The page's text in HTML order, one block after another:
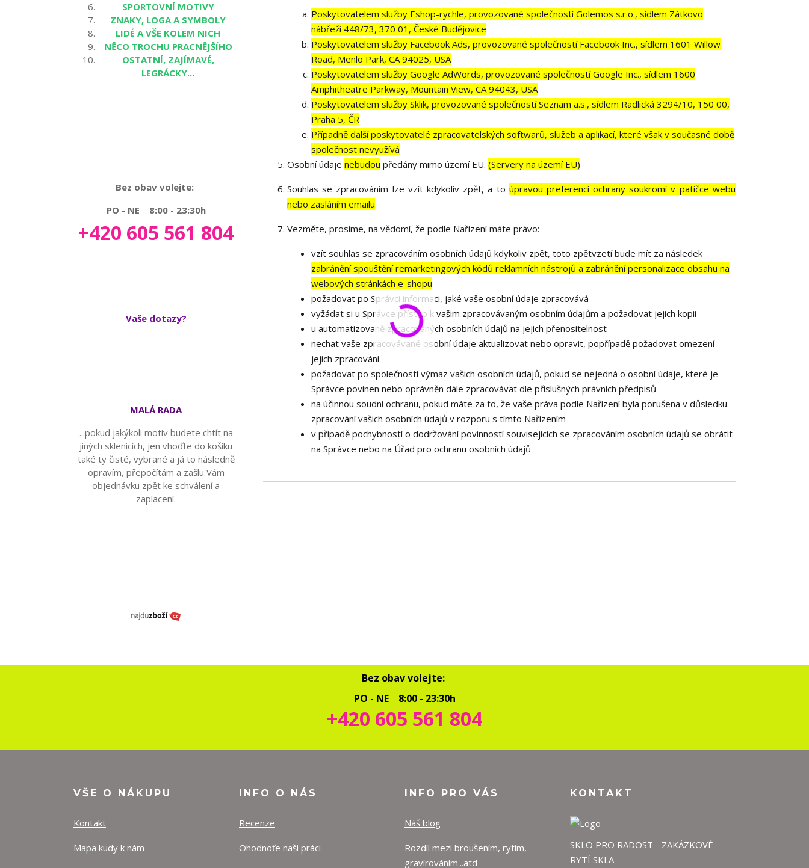
SPORTOVNÍ MOTIVY
ZNAKY, LOGA A SYMBOLY
LIDÉ A VŠE KOLEM NICH
NĚCO TROCHU PRACNĚJŠÍHO
OSTATNÍ, ZAJÍMAVÉ,
LEGRÁCKY...
Bez obav volejte:
PO - NE 8:00 - 23:30h
+420 605 561 804
Vaše dotazy?
MALÁ RADA
...pokud jakýkoli motiv budete chtít na
jiných sklenicích, jen vhoďte do košíku
také ty čisté, vybrané a já to následně
opravím, přepočítám a zašlu Vám
objednávku zpět ke schválení a
zaplacení.
Poskytovatelem služby Eshop-rychle, provozované společností Golemos s.r.o., sídlem Zátkovo
nábřeží 448/73, 370 01, České Budějovice
Poskytovatelem služby Facebook Ads, provozované společností Facebook Inc., sídlem 1601 Willow
Road, Menlo Park, CA 94025, USA
Poskytovatelem služby Google AdWords, provozované společností Google Inc., sídlem 1600
Amphitheatre Parkway, Mountain View, CA 94043, USA
Poskytovatelem služby Sklik, provozované společností Seznam a.s., sídlem Radlická 3294/10, 150 00,
Praha 5, ČR
Případně další poskytovatelé zpracovatelských softwarů, služeb a aplikací, které však v současné době
společnost nevyužívá
Osobní údaje nebudou předány mimo území EU. (Servery na území EU)
Souhlas se zpracováním lze vzít kdykoliv zpět, a to úpravou preferencí ochrany soukromí v patičce webu
nebo zasláním emailu.
Vezměte, prosíme, na vědomí, že podle Nařízení máte právo:
vzít souhlas se zpracováním osobních údajů kdykoliv zpět, toto zpětvzetí bude mít za následek
zabránění spouštění remarketingových kódů reklamních nástrojů a zabránění personalizace obsahu na
webových stránkách e-shopu
požadovat po Správci informaci, jaké vaše osobní údaje zpracovává
vyžádat si u Správce přístup k vašim zpracovávaným osobním údajům a požadovat jejich kopii
u automatizovaně zpracovaných osobních údajů na jejich přenositelnost
nechat vaše zpracovávané osobní údaje aktualizovat nebo opravit, popřípadě požadovat omezení
jejich zpracování
požadovat po společnosti výmaz vašich osobních údajů, pokud se nejedná o osobní údaje, které je
Správce povinen nebo oprávněn dále zpracovávat dle příslušných právních předpisů
na účinnou soudní ochranu, pokud máte za to, že vaše práva podle Nařízení byla porušena v důsledku
zpracování vašich osobních údajů v rozporu s tímto Nařízením
v případě pochybností o dodržování povinností souvisejících se zpracováním osobních údajů se obrátit
na Správce nebo na Úřad pro ochranu osobních údajů
Bez obav volejte:
PO - NE 8:00 - 23:30h
+420 605 561 804
VŠE O NÁKUPU
Kontakt
Mapa kudy k nám
INFO O NÁS
Recenze
Ohodnoťe naši práci
INFO PRO VÁS
Náš blog
Rozdíl mezi broušením, rytím,
gravírováním...atd
KONTAKT
SKLO PRO RADOST - ZAKÁZKOVÉ
RYTÍ SKLA